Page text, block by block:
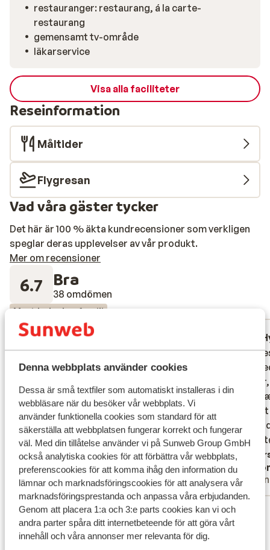
Denna webbplats använder cookies
Dessa är små textfiler som automatiskt installeras i din
webbläsare när du besöker vår webbplats. Vi
använder funktionella cookies som standard för att
säkerställa att webbplatsen fungerar korrekt och fungerar
väl. Med din tillåtelse använder vi på Sunweb Group GmbH
också analytiska cookies för att förbättra vår webbplats,
preferenscookies för att komma ihåg den information du
lämnar och marknadsföringscookies för att analysera vår
marknadsföringsprestanda och anpassa våra erbjudanden.
Genom att placera 1:a och 3:e parts cookies kan vi och
andra parter spåra ditt internetbeteende för att göra vårt
innehåll och våra annonser mer relevanta för dig.
restauranger: restaurang, á la carte-
restaurang
gemensamt tv-område
läkarservice
Visa alla faciliteter
Reseinformation
Måltider
Flygresan
Vad våra gäster tycker
Det här är 100 % äkta kundrecensioner som verkligen
speglar deras upplevelser av vår produkt.
Mer om recensioner
6.7 Bra
38 omdömen
Mest bokad av familj
1.0 Missnöjd
Katter och hundar på hela hotellets
område. Inne i restaurangerna och lobbyn
hela tiden och matade dem, det låg
kattmat utspritt överallt och katterna
hoppade upp på en i restaurangen.
Lägenheterna hade spisplatta men inga
tillbehör (stekpanna,kastrull,
vattenkokare, glas) Acn var trasig och
fungerade ej. När vi påpekade detta sa
personalen du är i Turkiet det ska vara
varmt. Vi fick inget toapapper påfyllt fast
vi sa till städerskan. Så vi fick ta från
toaletter på området. Paxande av
Katter och hundar på hela hotellets
område. Inne i restaurangerna och lobbyn
hela tiden och matade dem, det låg
kattmat utspritt överallt och katterna
hoppade upp på en i restaurangen.
Lägenheterna hade spisplatta...mer
Petra
Vänner
Vi
der i 9
måtte
Vi
der i 9
Visa alla 38 omdömen
Läge